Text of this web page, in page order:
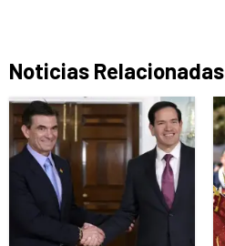
Noticias Relacionadas